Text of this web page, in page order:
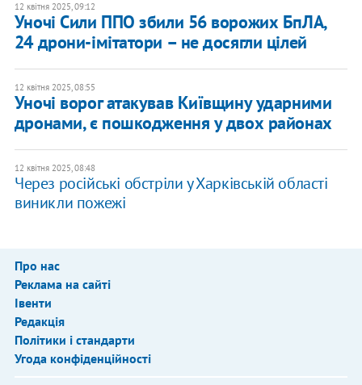
12 квітня 2025, 09:12
Уночі Сили ППО збили 56 ворожих БпЛА,
24 дрони-імітатори – не досягли цілей
12 квітня 2025, 08:55
Уночі ворог атакував Київщину ударними
дронами, є пошкодження у двох районах
12 квітня 2025, 08:48
Через російські обстріли у Харківській області
виникли пожежі
Про нас
Реклама на сайті
Івенти
Редакція
Політики і стандарти
Угода конфіденційності